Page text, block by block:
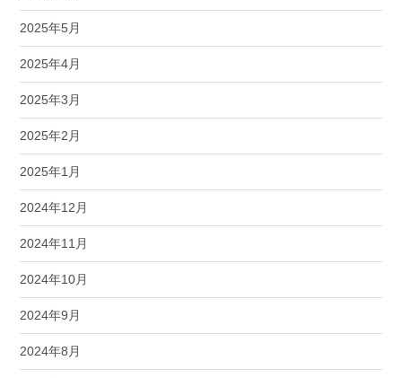
2025年5月
2025年4月
2025年3月
2025年2月
2025年1月
2024年12月
2024年11月
2024年10月
2024年9月
2024年8月